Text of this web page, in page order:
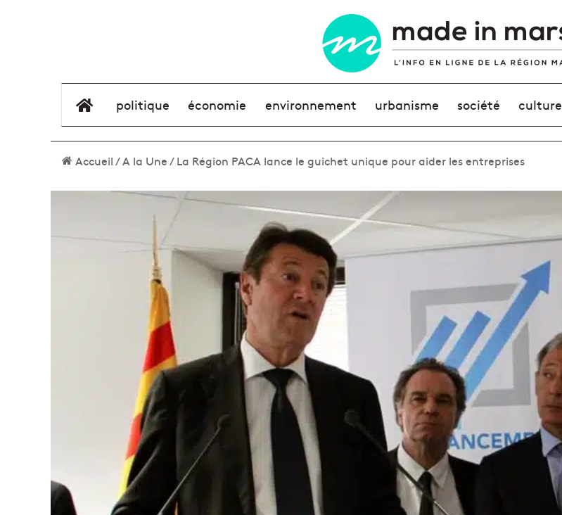
élément de menu
politique économie environnement urbanisme société culture
Accueil/A la Une/La Région PACA lance le guichet unique pour aider les entreprises